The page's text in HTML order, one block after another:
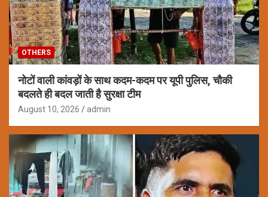
OTHERS
नोटों वाली कांवड़ों के साथ कदम-कदम पर यूपी पुलिस, चौकी
बदलते ही बदल जाती है सुरक्षा टीम
August 10, 2026 admin